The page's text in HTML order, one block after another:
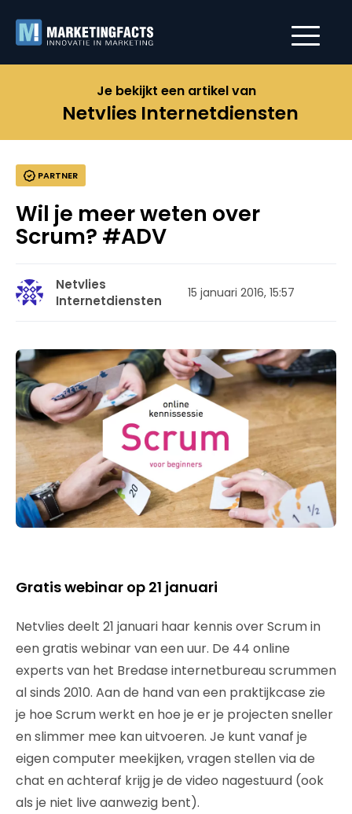
Je bekijkt een artikel van
Netvlies Internetdiensten
PARTNER
Wil je meer weten over
Scrum? #ADV
Netvlies
Internetdiensten
15 januari 2016, 15:57
Gratis webinar op 21 januari
Netvlies deelt 21 januari haar kennis over Scrum in
een gratis webinar van een uur. De 44 online
experts van het Bredase internetbureau scrummen
al sinds 2010. Aan de hand van een praktijkcase zie
je hoe Scrum werkt en hoe je er je projecten sneller
en slimmer mee kan uitvoeren. Je kunt vanaf je
eigen computer meekijken, vragen stellen via de
chat en achteraf krijg je de video nagestuurd (ook
als je niet live aanwezig bent).